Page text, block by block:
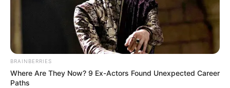
BRAINBERRIES
Where Are They Now? 9 Ex-Actors Found Unexpected Career
Paths